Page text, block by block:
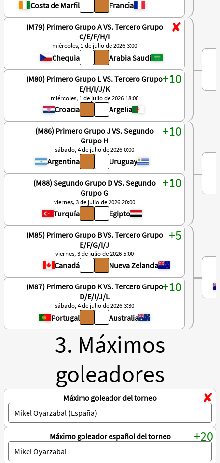
Costa de Marfil Francia
(M79) Primero Grupo A VS. Tercero Grupo
C/E/F/H/I
miércoles, 1 de julio de 2026 3:00
Chequia Arabia Saudí
(M80) Primero Grupo L VS. Tercero Grupo
E/H/I/J/K
miércoles, 1 de julio de 2026 18:00
Croacia Argelia
(M86) Primero Grupo J VS. Segundo
Grupo H
sábado, 4 de julio de 2026 0:00
Argentina Uruguay
(M88) Segundo Grupo D VS. Segundo
Grupo G
viernes, 3 de julio de 2026 20:00
Turquía Egipto
(M85) Primero Grupo B VS. Tercero Grupo
E/F/G/I/J
viernes, 3 de julio de 2026 5:00
Canadá Nueva Zelanda
(M87) Primero Grupo K VS. Tercero Grupo
D/E/I/J/L
sábado, 4 de julio de 2026 3:30
Portugal Australia
3. Máximos
goleadores
Máximo goleador del torneo
Máximo goleador español del torneo